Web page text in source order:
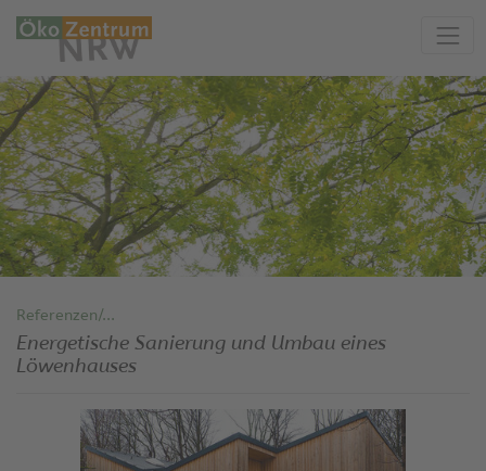
Referenzen/...
Energetische Sanierung und Umbau eines
Löwenhauses